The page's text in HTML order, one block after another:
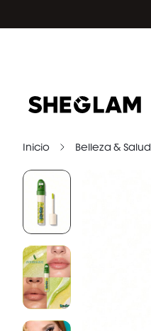
Inicio Belleza & Salud